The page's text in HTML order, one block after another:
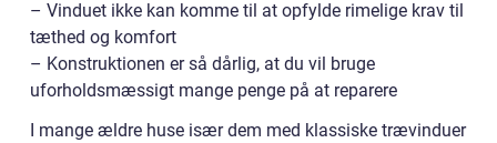
– Vinduet ikke kan komme til at opfylde rimelige krav til
tæthed og komfort
– Konstruktionen er så dårlig, at du vil bruge
uforholdsmæssigt mange penge på at reparere
I mange ældre huse især dem med klassiske trævinduer